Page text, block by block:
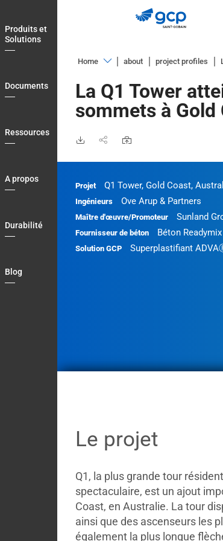
to
main
navigation
Produits et
Solutions
Documents
Ressources
A propos
Durabilité
Blog
Home
et
Solutions
propos
Blog
Contactez
about project profiles
La Q1 Tower
sommets à
Projet Q1 Tower, Gold Coast,
Ingénieurs Ove Arup & Partners
Maître d'œuvre/Promoteur Sunland
Fournisseur de béton Béton Readymix
Solution GCP Superplastifiant
Le projet
Q1, la plus grande tour
spectaculaire, est un ajout
Coast, en Australie. La tour
ainsi que des ascenseurs les
également la plus longue